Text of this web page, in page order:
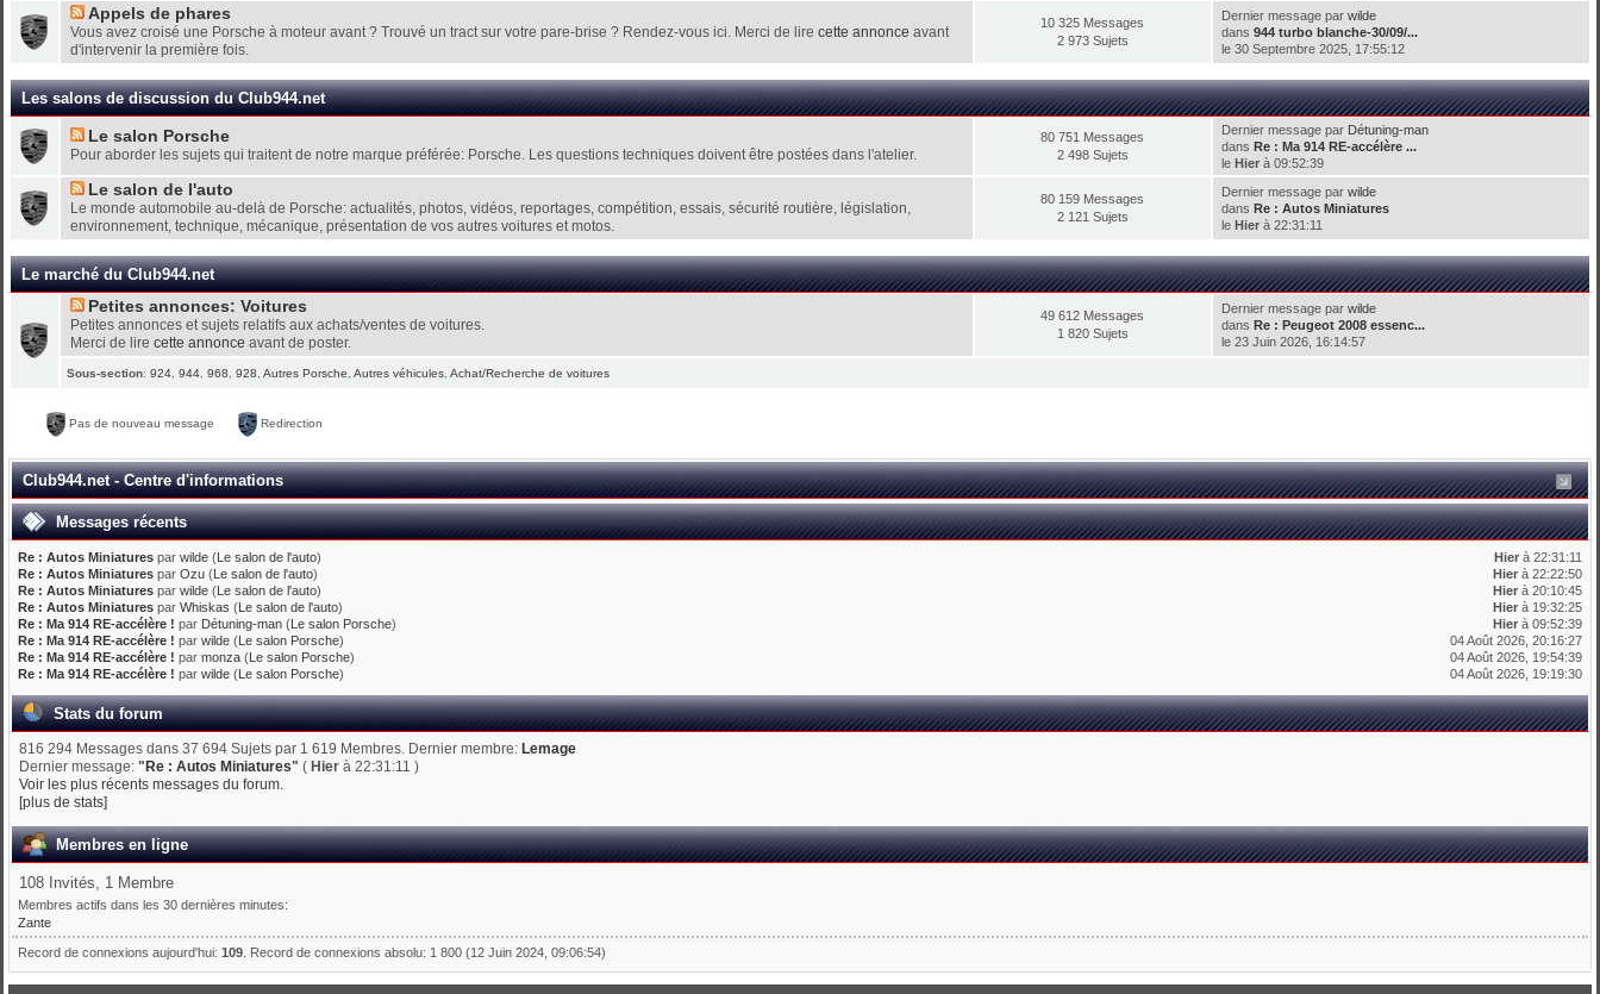
Appels de phares
Vous avez croisé une Porsche à moteur avant ? Trouvé un tract sur votre pare-brise ? Rendez-vous ici. Merci de lirecette annonce avant
d'intervenir la première fois.
10 325 Messages
2 973 Sujets
Dernier message parwilde
dans944 turbo blanche-30/09/...
le 30 Septembre 2025, 17:55:12
Les salons de discussion du Club944.net
Le salon Porsche
Pour aborder les sujets qui traitent de notre marque préférée: Porsche. Les questions techniques doivent être postées dans l'atelier.
80 751 Messages
2 498 Sujets
Dernier message par Détuning-man
dansRe : Ma 914 RE-accélère ...
leHier à 09:52:39
Le salon de l'auto
Le monde automobile au-delà de Porsche: actualités, photos, vidéos, reportages, compétition, essais, sécurité routière, législation,
environnement, technique, mécanique, présentation de vos autres voitures et motos.
80 159 Messages
2 121 Sujets
Dernier message parwilde
dansRe : Autos Miniatures
leHier à 22:31:11
Le marché du Club944.net
Petites annonces: Voitures
Petites annonces et sujets relatifs aux achats/ventes de voitures.
Merci de lirecette annonce avant de poster.
49 612 Messages
1 820 Sujets
Dernier message parwilde
dansRe : Peugeot 2008 essenc...
le 23 Juin 2026, 16:14:57
Sous-section: 924, 944, 968 928 Autres Porsche Autres véhicules, Achat/Recherche de voitures
Pas de nouveau message Redirection
Club944.net - Centre d'informations
Messages récents
Re : Autos Miniatures parwilde (Le salon de l'auto) Hierà 22:31:11
Re : Autos Miniatures parOzu (Le salon de l'auto) Hierà 22:22:50
Re : Autos Miniatures parwilde (Le salon de l'auto) Hierà 20:10:45
Re : Autos Miniatures parWhiskas (Le salon de l'auto) Hierà 19:32:25
Re : Ma 914 RE-accélère ! par Détuning-man (Le salon Porsche) Hierà 09:52:39
Re : Ma 914 RE-accélère ! parwilde (Le salon Porsche)
04 Août 2026, 20:16:27
Re : Ma 914 RE-accélère ! parmonza (Le salon Porsche)
04 Août 2026, 19:54:39
Re : Ma 914 RE-accélère ! parwilde (Le salon Porsche) 04 Août 2026, 19:19:30
Stats du forum
816 294 Messages dans 37 694 Sujets par 1 619 Membres. Dernier membre: Lemage
Dernier message: "Re : Autos Miniatures" ( Hierà 22:31:11 )
Voir les plus récents messages du forum.
[plus de stats]
Membres en ligne
108 Invités, 1 Membre
Membres actifs dans les 30 dernières minutes:
Zante
Record de connexions aujourd'hui:109 . Record de connexions absolu: 1 800 (12 Juin 2024, 09:06:54)